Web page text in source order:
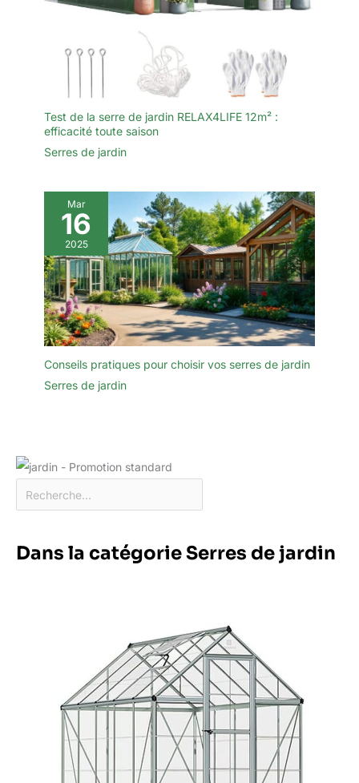
Test de la serre de jardin RELAX4LIFE 12m² :
efficacité toute saison
Serres de jardin
Mar
16
2025
Conseils pratiques pour choisir vos serres de jardin
Serres de jardin
Dans la catégorie Serres de jardin